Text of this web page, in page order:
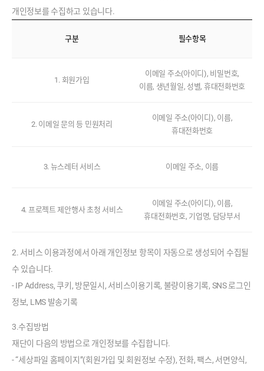
개인정보를 수집하고 있습니다.
목
구분 필수항목
1. 회원가입
이메일 주소(아이디), 비밀번호,
이름, 생년월일, 성별, 휴대전화번호
2. 이메일 문의 등 민원처리
이메일 주소(아이디), 이름,
휴대전화번호
3. 뉴스레터 서비스 이메일 주소, 이름
4. 프로젝트 제안행사 초청 서비스
이메일 주소(아이디), 이름,
휴대전화번호, 기업명, 담당부서
2. 서비스 이용과정에서 아래 개인정보 항목이 자동으로 생성되어 수집될
수 있습니다.
- IP Address, 쿠키, 방문일시, 서비스이용기록, 불량이용기록, SNS 로그인
정보, LMS 발송기록
3.수집방법
재단이 다음의 방법으로 개인정보를 수집합니다.
- “세상파일 홈페이지”(회원가입 및 회원정보 수정), 전화, 팩스, 서면양식,